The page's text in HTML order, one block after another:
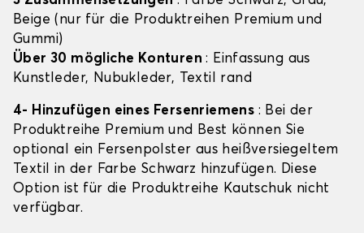
Beige (nur für die Produktreihen Premium und
Gummi)
Über 30 mögliche Konturen: Einfassung aus
Kunstleder, Nubukleder, Textil rand
4- Hinzufügen eines Fersenriemens : Bei der
Produktreihe Premium und Best können Sie
optional ein Fersenpolster aus heißversiegeltem
Textil in der Farbe Schwarz hinzufügen. Diese
Option ist für die Produktreihe Kautschuk nicht
verfügbar.